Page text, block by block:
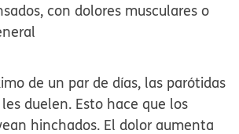
con dolores musculares o
de un par de días, las parótidas
duelen. Esto hace que los
hinchados. El dolor aumenta